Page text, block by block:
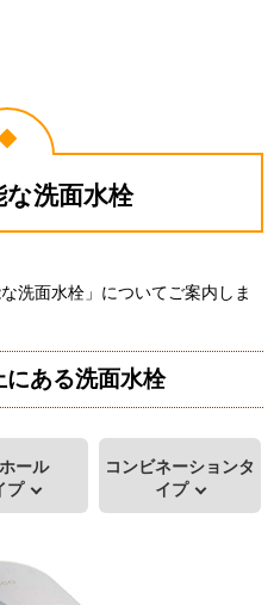
洗面水栓
洗面水栓」についてご案内しま
ある洗面水栓
ール
プ
コンビネーションタ
イプ